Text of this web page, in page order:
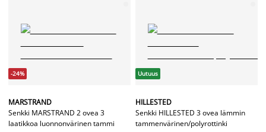
-24%
MARSTRAND
Senkki MARSTRAND 2 ovea 3
laatikkoa luonnonvärinen tammi
Uutuus
HILLESTED
Senkki HILLESTED 3 ovea lämmin
tammenvärinen/polyrottinki